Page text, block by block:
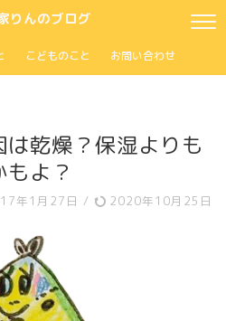
りんのブログ
こどものこと お問い合わせ
乾燥？保湿よりも
よ？
年1月27日 / 2020年10月25日